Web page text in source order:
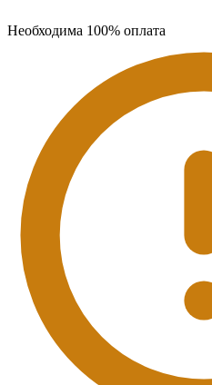
Необходима 100% оплата